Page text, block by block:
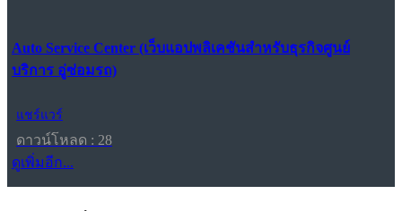
Auto Service Center (เว็บแอปพลิเคชันสำหรับธุรกิจศูนย์
บริการ อู่ซ่อมรถ)
แชร์แวร์
ดาวน์โหลด : 28
ดูเพิ่มอีก...